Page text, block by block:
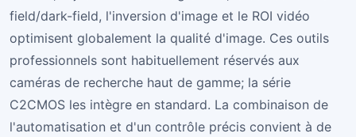
field/dark-field, l'inversion d'image et le ROI vidéo
optimisent globalement la qualité d'image. Ces outils
professionnels sont habituellement réservés aux
caméras de recherche haut de gamme; la série
C2CMOS les intègre en standard. La combinaison de
l'automatisation et d'un contrôle précis convient à de